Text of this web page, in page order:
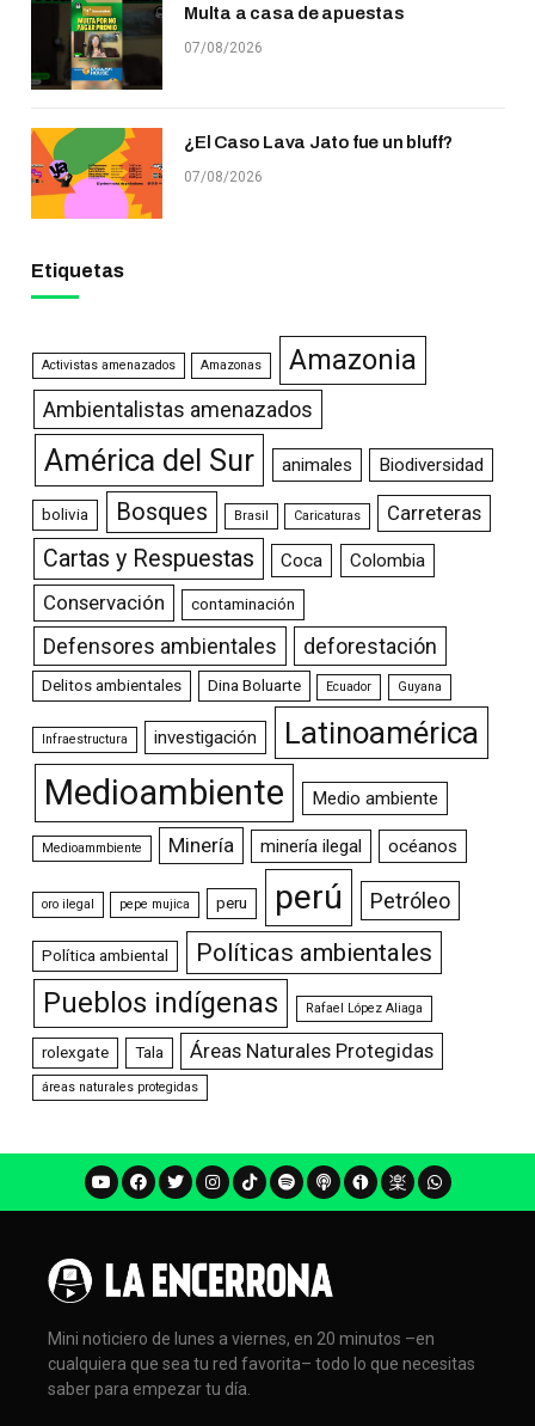
Multa a casa de apuestas
07/08/2026
¿El Caso Lava Jato fue un bluff?
07/08/2026
Etiquetas
Activistas amenazados Amazonas Amazonia
Ambientalistas amenazados
América del Sur animales Biodiversidad
bolivia Bosques Brasil Caricaturas Carreteras
Cartas y Respuestas Coca Colombia
Conservación contaminación
Defensores ambientales deforestación
Delitos ambientales Dina Boluarte Ecuador Guyana
Infraestructura investigación Latinoamérica
Medioambiente Medio ambiente
Medioammbiente Minería minería ilegal océanos
oro ilegal pepe mujica peru perú Petróleo
Política ambiental Políticas ambientales
Pueblos indígenas Rafael López Aliaga
rolexgate Tala Áreas Naturales Protegidas
áreas naturales protegidas
Mini noticiero de lunes a viernes, en 20 minutos –en
cualquiera que sea tu red favorita– todo lo que necesitas
saber para empezar tu día.